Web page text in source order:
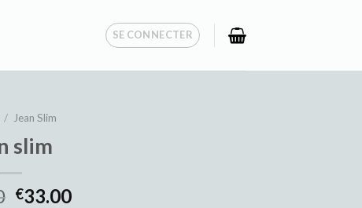
SE CONNECTER
/ Jean Slim
slim
€33.00